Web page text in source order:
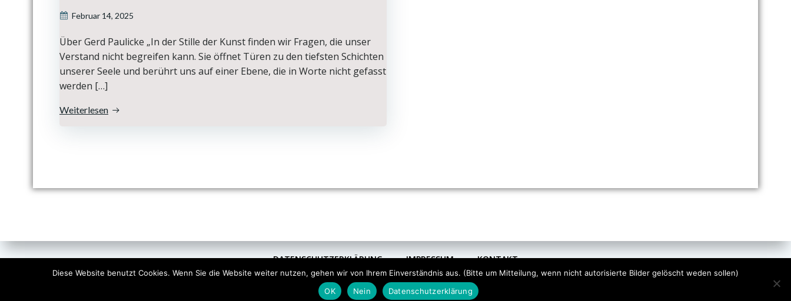
Februar 14, 2025
Über Gerd Paulicke „In der Stille der Kunst finden wir Fragen, die unser
Verstand nicht begreifen kann. Sie öffnet Türen zu den tiefsten Schichten
unserer Seele und berührt uns auf einer Ebene, die in Worte nicht gefasst
werden […]
Weiterlesen
DATENSCHUTZERKLÄRUNG IMPRESSUM KONTAKT
Diese Website benutzt Cookies. Wenn Sie die Website weiter nutzen, gehen wir von Ihrem Einverständnis aus. (Bitte um Mitteilung, wenn nicht autorisierte Bilder gelöscht weden sollen)
OK
Nein Datenschutzerklärung